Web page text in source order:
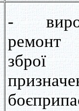
-
ремонт
зброї